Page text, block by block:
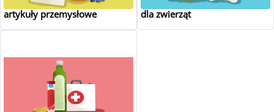
artykuły przemysłowe dla zwierząt